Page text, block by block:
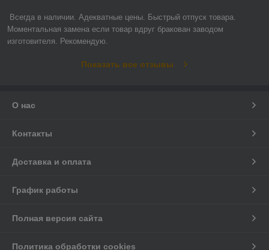
Всегда в наличии. Адекватные цены. Быстрый отпуск товара.
Моментальная замена если товар вдруг бракован заводом
изготовителя. Рекомендую.
Показать все отзывы
О нас
Контакты
Доставка и оплата
График работы
Полная версия сайта
Политика обработки cookies